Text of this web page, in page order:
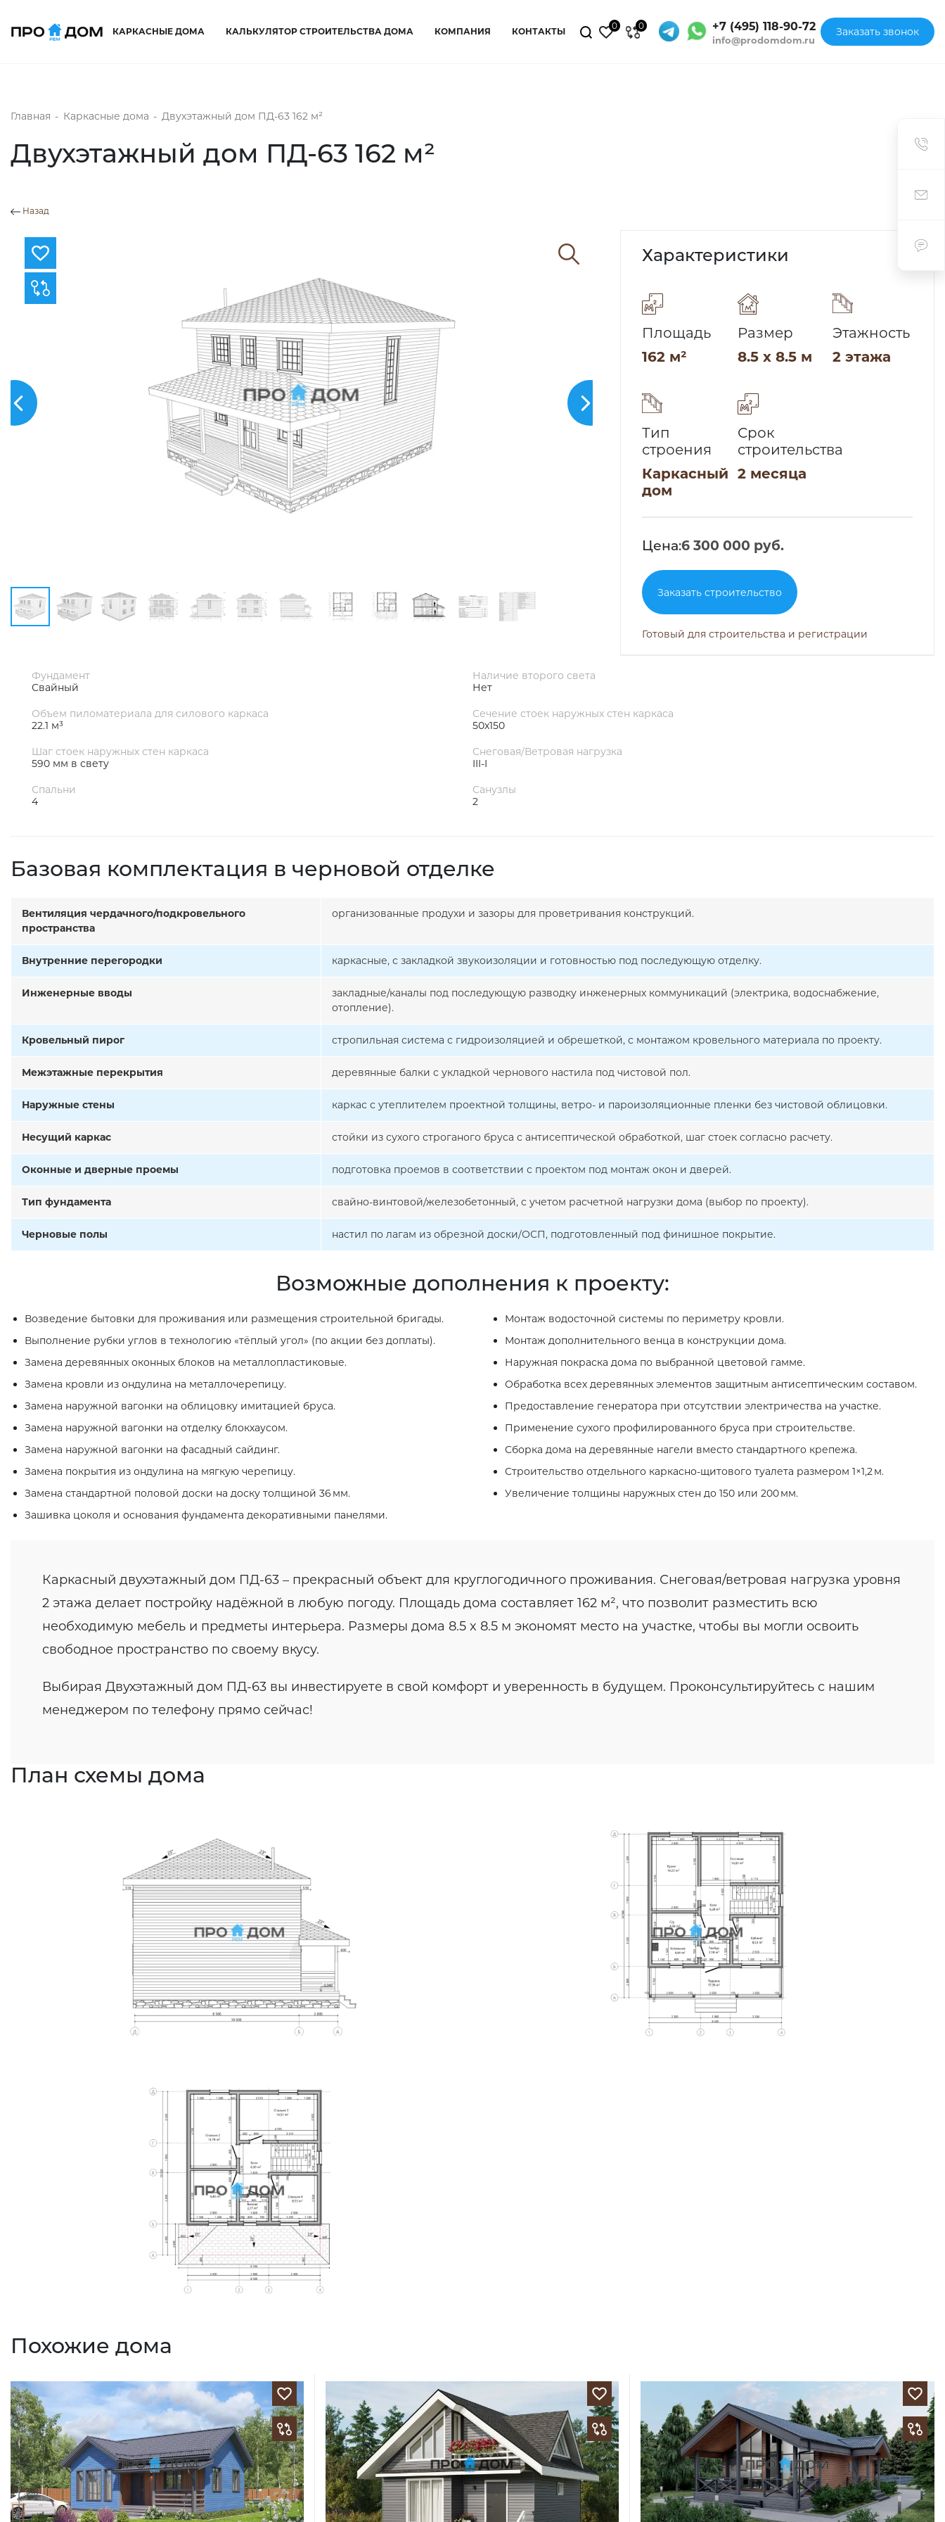
КАРКАСНЫЕ ДОМА КАЛЬКУЛЯТОР СТРОИТЕЛЬСТВА ДОМА КОМПАНИЯ КОНТАКТЫ
0 0 +7 (495) 118-90-72
info@prodomdom.ru
Заказать звонок
Главная - Каркасные дома - Двухэтажный дом ПД-63 162 м²
Двухэтажный дом ПД-63 162 м²
Назад
Характеристики
Площадь
162 м²
Размер
8.5 x 8.5 м
Этажность
2 этажа
Тип
строения
Каркасный
дом
Срок
строительства
2 месяца
Цена:6 300 000 руб.
Заказать строительство
Готовый для строительства и регистрации
Фундамент
Свайный
Наличие второго света
Нет
Объем пиломатериала для силового каркаса
22.1 м³
Сечение стоек наружных стен каркаса
50х150
Шаг стоек наружных стен каркаса
590 мм в свету
Снеговая/Ветровая нагрузка
III-I
Спальни
4
Санузлы
2
Базовая комплектация в черновой отделке
Вентиляция чердачного/подкровельного
пространства
организованные продухи и зазоры для проветривания конструкций.
Внутренние перегородки каркасные, с закладкой звукоизоляции и готовностью под последующую отделку.
Инженерные вводы
закладные/каналы под последующую разводку инженерных коммуникаций (электрика, водоснабжение,
отопление).
Кровельный пирог стропильная система с гидроизоляцией и обрешеткой, с монтажом кровельного материала по проекту.
Межэтажные перекрытия деревянные балки с укладкой чернового настила под чистовой пол.
Наружные стены каркас с утеплителем проектной толщины, ветро- и пароизоляционные пленки без чистовой облицовки.
Несущий каркас стойки из сухого строганого бруса с антисептической обработкой, шаг стоек согласно расчету.
Оконные и дверные проемы подготовка проемов в соответствии с проектом под монтаж окон и дверей.
Тип фундамента свайно-винтовой/железобетонный, с учетом расчетной нагрузки дома (выбор по проекту).
Черновые полы настил по лагам из обрезной доски/ОСП, подготовленный под финишное покрытие.
Возможные дополнения к проекту:
Возведение бытовки для проживания или размещения строительной бригады.
Выполнение рубки углов в технологию «тёплый угол» (по акции без доплаты).
Замена деревянных оконных блоков на металлопластиковые.
Замена кровли из ондулина на металлочерепицу.
Замена наружной вагонки на облицовку имитацией бруса.
Замена наружной вагонки на отделку блокхаусом.
Замена наружной вагонки на фасадный сайдинг.
Замена покрытия из ондулина на мягкую черепицу.
Замена стандартной половой доски на доску толщиной 36 мм.
Зашивка цоколя и основания фундамента декоративными панелями.
Монтаж водосточной системы по периметру кровли.
Монтаж дополнительного венца в конструкции дома.
Наружная покраска дома по выбранной цветовой гамме.
Обработка всех деревянных элементов защитным антисептическим составом.
Предоставление генератора при отсутствии электричества на участке.
Применение сухого профилированного бруса при строительстве.
Сборка дома на деревянные нагели вместо стандартного крепежа.
Строительство отдельного каркасно‑щитового туалета размером 1×1,2 м.
Увеличение толщины наружных стен до 150 или 200 мм.
Каркасный двухэтажный дом ПД-63 – прекрасный объект для круглогодичного проживания. Снеговая/ветровая нагрузка уровня
2 этажа делает постройку надёжной в любую погоду. Площадь дома составляет 162 м², что позволит разместить всю
необходимую мебель и предметы интерьера. Размеры дома 8.5 x 8.5 м экономят место на участке, чтобы вы могли освоить
свободное пространство по своему вкусу.
Выбирая Двухэтажный дом ПД-63 вы инвестируете в свой комфорт и уверенность в будущем. Проконсультируйтесь с нашим
менеджером по телефону прямо сейчас!
План схемы дома
Похожие дома